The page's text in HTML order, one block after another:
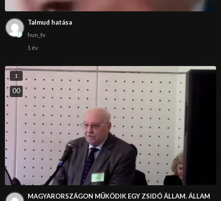
Talmud hatása
hun_tv
1 év
1
00
MAGYARORSZÁGON MŰKÖDIK EGY ZSIDÓ ÁLLAM. ÁLLAM